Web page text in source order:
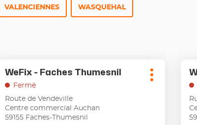
VALENCIENNES WASQUEHAL
sur
ENTRÉE
pour
obtenir
Point
de
vente
:
WeFix - Faches Thumesnil
Fermé
Route de Vendeville
Centre commercial Auchan
59155 Faches-Thumesnil
Plus
sur
pour
: